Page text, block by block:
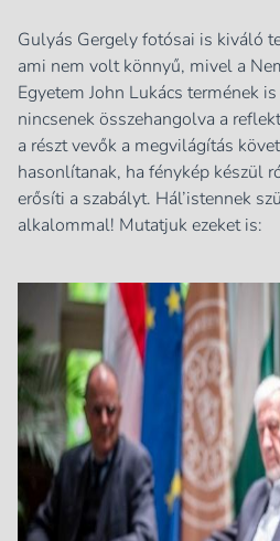
Gulyás Gergely fotósai is kiváló
ami nem volt könnyű, mivel a
Egyetem John Lukács termének
nincsenek összehangolva a
a részt vevők a megvilágítás
hasonlítanak, ha fénykép készül
erősíti a szabályt. Hál’istennek
alkalommal! Mutatjuk ezeket is: